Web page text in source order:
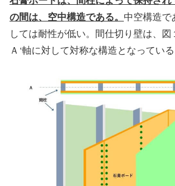
の間は、空中構造である。 中空構造で
しては耐性が低い。間仕切り壁は、図
Ａ‘軸に対して対称な構造となっている